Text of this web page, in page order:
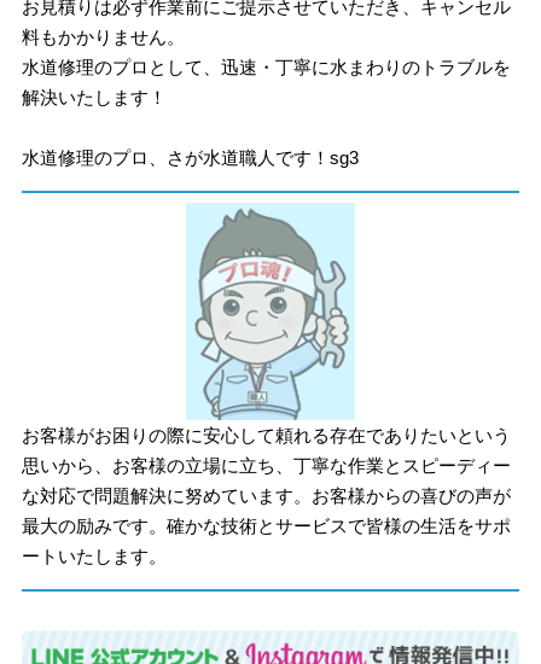
お見積りは必ず作業前にご提示させていただき、キャンセル
料もかかりません。
水道修理のプロとして、迅速・丁寧に水まわりのトラブルを
解決いたします！
水道修理のプロ、さが水道職人です！sg3
お客様がお困りの際に安心して頼れる存在でありたいという
思いから、お客様の立場に立ち、丁寧な作業とスピーディー
な対応で問題解決に努めています。お客様からの喜びの声が
最大の励みです。確かな技術とサービスで皆様の生活をサポ
ートいたします。